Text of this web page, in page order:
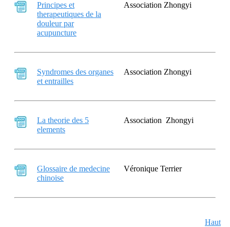
Principes et
therapeutiques de la
douleur par
acupuncture
Association Zhongyi
Syndromes des organes
et entrailles
Association Zhongyi
La theorie des 5
elements
Association Zhongyi
Glossaire de medecine
chinoise
Véronique Terrier
Haut